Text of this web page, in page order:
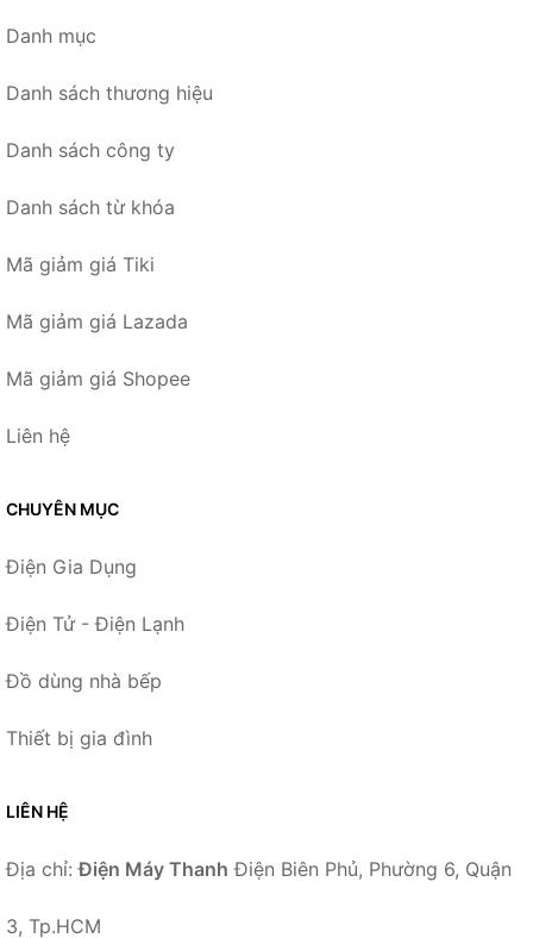
Danh mục
Danh sách thương hiệu
Danh sách công ty
Danh sách từ khóa
Mã giảm giá Tiki
Mã giảm giá Lazada
Mã giảm giá Shopee
Liên hệ
CHUYÊN MỤC
Điện Gia Dụng
Điện Tử - Điện Lạnh
Đồ dùng nhà bếp
Thiết bị gia đình
LIÊN HỆ
Địa chỉ:Điện Máy Thanh Điện Biên Phủ, Phường 6, Quận
3, Tp.HCM